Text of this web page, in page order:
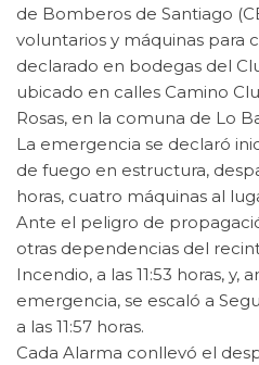
de Bomberos de Santiago
voluntarios y máquinas para
declarado en bodegas del
ubicado en calles Camino
Rosas, en la comuna de Lo
La emergencia se declaró
de fuego en estructura,
horas, cuatro máquinas al
Ante el peligro de
otras dependencias del
Incendio, a las 11:53 horas, y,
emergencia, se escaló a
a las 11:57 horas.
Cada Alarma conllevó el